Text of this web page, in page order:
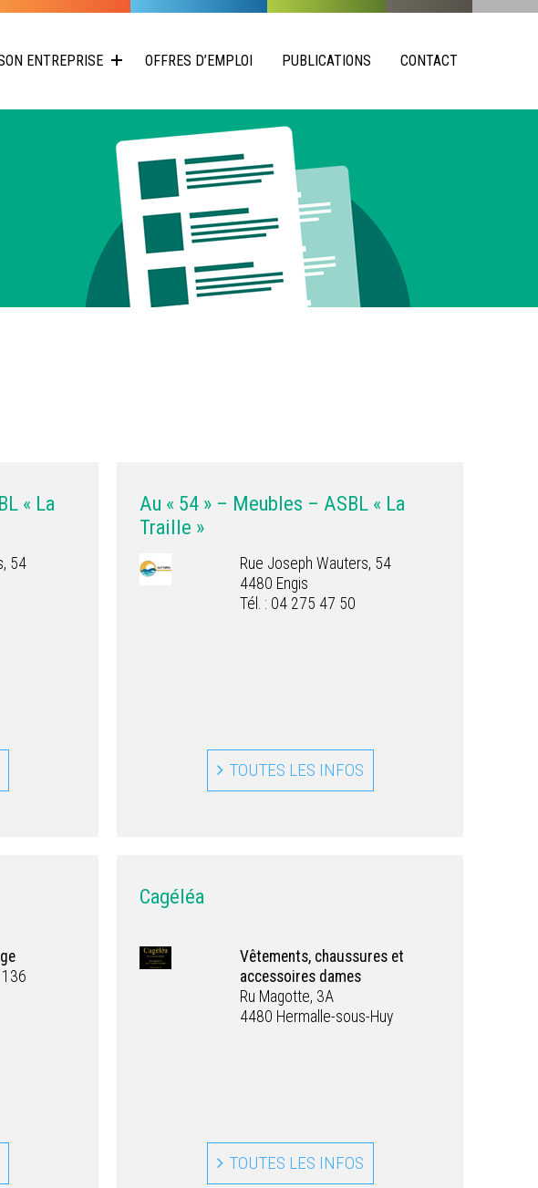
ENTREPRISE OFFRES D’EMPLOI PUBLICATIONS CONTACT
« La
54
Au « 54 » – Meubles – ASBL « La
Traille »
Rue Joseph Wauters, 54
4480 Engis
Tél. : 04 275 47 50
TOUTES LES INFOS
136
Cagéléa
Vêtements, chaussures et
accessoires dames
Ru Magotte, 3A
4480 Hermalle-sous-Huy
TOUTES LES INFOS